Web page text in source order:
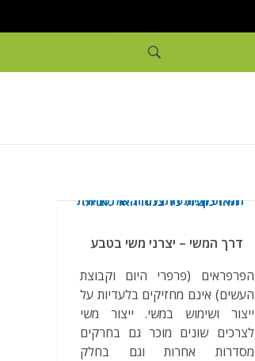
דרך המשי – יצרני משי בטבע
הפרפראים (פרפרי היום וקבוצת
העשים) אינם מחזיקים בלעדיות על
ייצור ושימוש במשי. ייצור משי
לצרכים שונים מוכר גם בחרקים
מסדרות אחרות וגם בחלק